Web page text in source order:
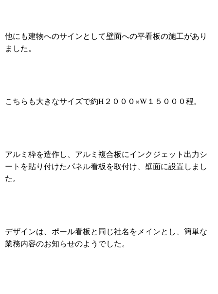
他にも建物へのサインとして壁面への平看板の施工があり
ました。
こちらも大きなサイズで約H２０００×W１５０００程。
アルミ枠を造作し、アルミ複合板にインクジェット出力シ
ートを貼り付けたパネル看板を取付け、壁面に設置しまし
た。
デザインは、ポール看板と同じ社名をメインとし、簡単な
業務内容のお知らせのようでした。